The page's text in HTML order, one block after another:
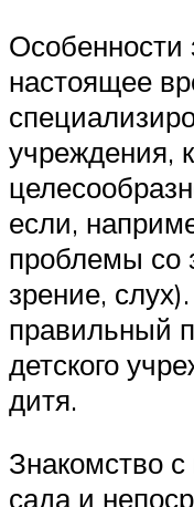
настоящее
учреждения,
если,
проблемы со
зрение,
правильный
детского
дитя.
Знакомство с
сада и